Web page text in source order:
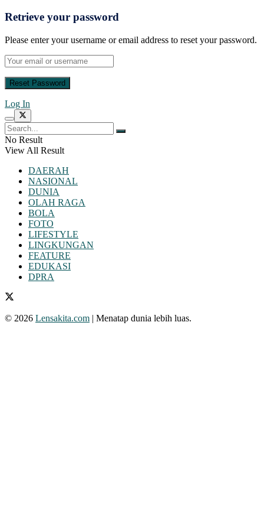
Retrieve your password
Please enter your username or email address to reset your password.
Log In
No Result
View All Result
DAERAH
NASIONAL
DUNIA
OLAH RAGA
BOLA
FOTO
LIFESTYLE
LINGKUNGAN
FEATURE
EDUKASI
DPRA
© 2026 Lensakita.com | Menatap dunia lebih luas.